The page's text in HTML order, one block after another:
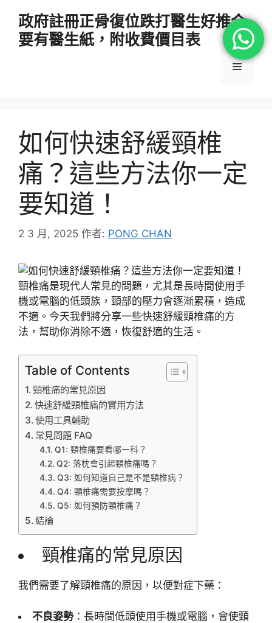
政府註冊正骨復位跌打醫生好推介
要有醫生紙，附收費價目表
選
如何快速舒緩頸椎
痛？這些方法你一定
要知道！
2 3 月, 2025 作者: PONG CHAN
頸椎痛是現代人常見的問題，尤其是長時間使用手
機或電腦的低頭族，頸部的壓力會逐漸累積，造成
不適。今天我們將分享一些快速舒緩頸椎痛的方
法，幫助你消除不適，恢復舒適的生活。
Table of Contents
頸椎痛的常見原因
快速舒緩頸椎痛的實用方法
使用工具輔助
常見問題 FAQ
Q1: 頸椎痛要看哪一科？
Q2: 落枕會引起頸椎痛嗎？
Q3: 如何知道自己是不是頸椎病？
Q4: 頸椎痛需要按摩嗎？
Q5: 如何預防頸椎痛？
結論
頸椎痛的常見原因
我們需要了解頸椎痛的原因，以便對症下藥：
不良姿勢：長時間低頭使用手機或電腦，會使頸